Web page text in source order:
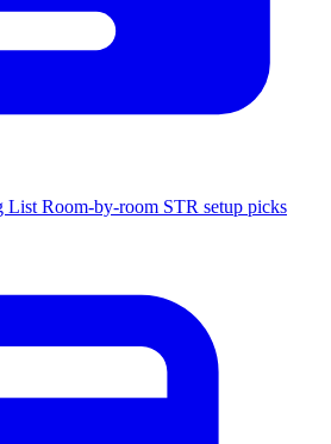
List Room-by-room STR setup picks